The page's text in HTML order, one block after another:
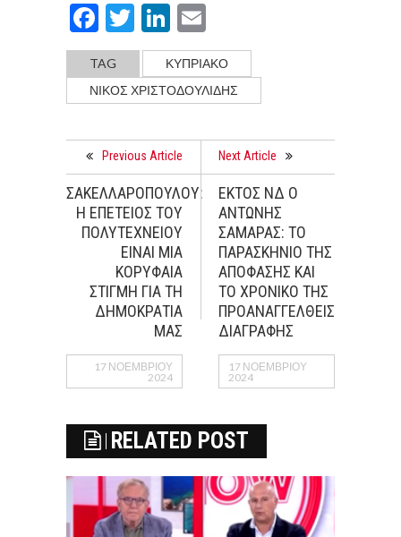
Facebook
TwitterLinkedIn
TAG
ΚΥΠΡΙΑΚΟ
ΝΙΚΟΣ ΧΡΙΣΤΟΔΟΥΛΙΔΗΣ
Previous Article
ΣΑΚΕΛΛΑΡΟΠΟΥΛΟΥ:
Η ΕΠΕΤΕΙΟΣ ΤΟΥ
ΠΟΛΥΤΕΧΝΕΙΟΥ
ΕΙΝΑΙ ΜΙΑ
ΚΟΡΥΦΑΙΑ
ΣΤΙΓΜΗ ΓΙΑ ΤΗ
ΔΗΜΟΚΡΑΤΙΑ
ΜΑΣ
17 ΝΟΕΜΒΡΊΟΥ
2024
Next Article
ΕΚΤΟΣ ΝΔ Ο
ΑΝΤΩΝΗΣ
ΣΑΜΑΡΑΣ: ΤΟ
ΠΑΡΑΣΚΗΝΙΟ ΤΗΣ
ΑΠΟΦΑΣΗΣ ΚΑΙ
ΤΟ ΧΡΟΝΙΚΟ ΤΗΣ
ΠΡΟΑΝΑΓΓΕΛΘΕΙΣΑΣ
ΔΙΑΓΡΑΦΗΣ
17 ΝΟΕΜΒΡΊΟΥ
2024
RELATED POST